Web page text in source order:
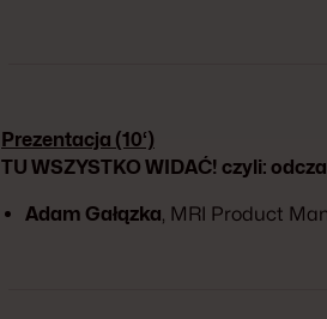
Prezentacja (10‘)
TU WSZYSTKO WIDAĆ! czyli:
Adam Gałązka, MRI Product